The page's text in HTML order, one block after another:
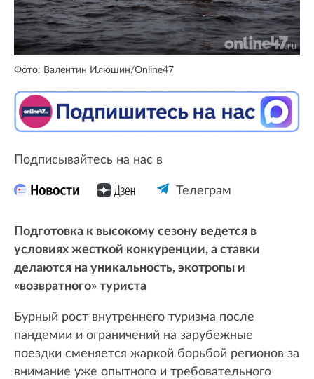
Фото: Валентин Илюшин/Online47
Подписывайтесь на нас в
Телеграм
Подготовка к высокому сезону ведется в
условиях жесткой конкуренции, а ставки
делаются на уникальность, экотропы и
«возвратного» туриста
Бурный рост внутреннего туризма после
пандемии и ограничений на зарубежные
поездки сменяется жаркой борьбой регионов за
внимание уже опытного и требовательного